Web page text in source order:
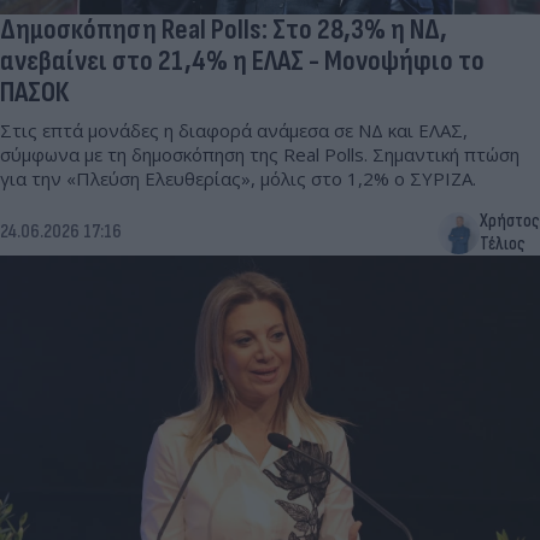
Δημοσκόπηση Real Polls: Στο 28,3% η ΝΔ,
ανεβαίνει στο 21,4% η ΕΛΑΣ - Μονοψήφιο το
ΠΑΣΟΚ
Στις επτά μονάδες η διαφορά ανάμεσα σε ΝΔ και ΕΛΑΣ,
σύμφωνα με τη δημοσκόπηση της Real Polls. Σημαντική πτώση
για την «Πλεύση Ελευθερίας», μόλις στο 1,2% ο ΣΥΡΙΖΑ.
24.06.2026 17:16
Χρήστος
Τέλιος